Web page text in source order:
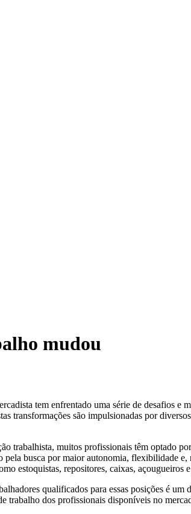
mudou
tem enfrentado uma série de desafios
transformações são impulsionadas por
trabalhista, muitos profissionais têm optado
busca por maior autonomia, flexibilidade
estoquistas, repositores, caixas, açougueiros
qualificados para essas posições é
trabalho dos profissionais disponíveis no